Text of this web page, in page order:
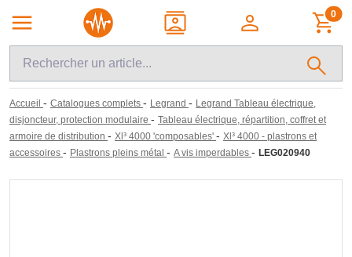
0
Accueil - Catalogues complets - Legrand - Legrand Tableau électrique,
disjoncteur, protection modulaire - Tableau électrique, répartition, coffret et
armoire de distribution - Xl³ 4000 'composables' - Xl³ 4000 - plastrons et
accessoires - Plastrons pleins métal - A vis imperdables - LEG020940